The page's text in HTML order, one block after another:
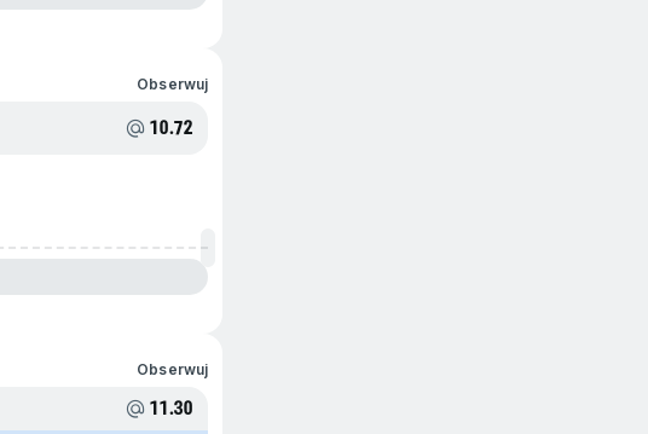
Obserwuj
10.72
Obserwuj
11.30